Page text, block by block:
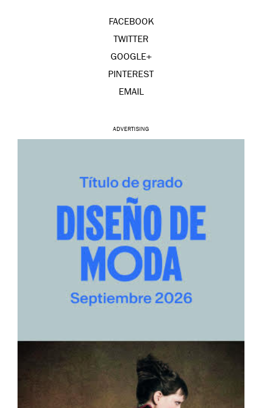
FACEBOOK
TWITTER
GOOGLE+
PINTEREST
EMAIL
ADVERTISING